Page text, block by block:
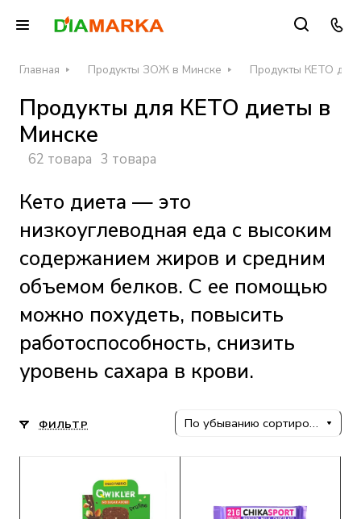
Главная Продукты ЗОЖ в Минске Продукты КЕТО
Продукты для КЕТО диеты в
Минске
62 товара 3 товара
Кето диета — это
низкоуглеводная еда с высоким
содержанием жиров и средним
объемом белков. С ее помощью
можно похудеть, повысить
работоспособность, снизить
уровень сахара в крови.
ФИЛЬТР По убыванию сортировки